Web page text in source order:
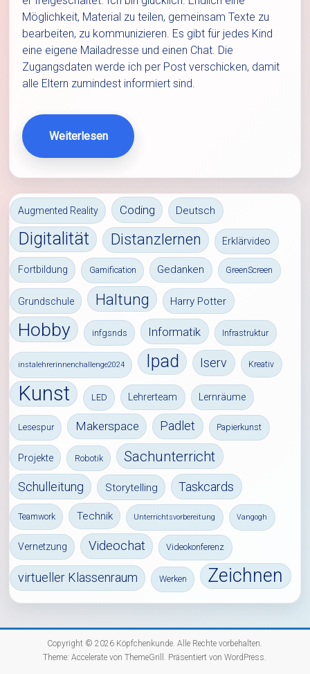
Möglichkeit, Material zu teilen, gemeinsam Texte zu
bearbeiten, zu kommunizieren. Es gibt für jedes Kind
eine eigene Mailadresse und einen Chat. Die
Zugangsdaten werde ich per Post verschicken, damit
alle Eltern zumindest informiert sind.
Weiterlesen
Augmented Reality Coding Deutsch
Digitalität Distanzlernen Erklärvideo
Fortbildung Gamification Gedanken GreenScreen
Grundschule Haltung Harry Potter
Hobby infgsnds Informatik Infrastruktur
instalehrerinnenchallenge2024 Ipad Iserv Kreativ
Kunst LED Lehrerteam Lernräume
Lesespur Makerspace Padlet Papierkunst
Projekte Robotik Sachunterricht
Schulleitung Storytelling Taskcards
Teamwork Technik Unterrichtsvorbereitung Vangogh
Vernetzung Videochat Videokonferenz
virtueller Klassenraum Werken Zeichnen
Copyright © 2026 Köpfchenkunde. Alle Rechte vorbehalten.
Theme:Accelerate von ThemeGrill. Präsentiert vonWordPress.